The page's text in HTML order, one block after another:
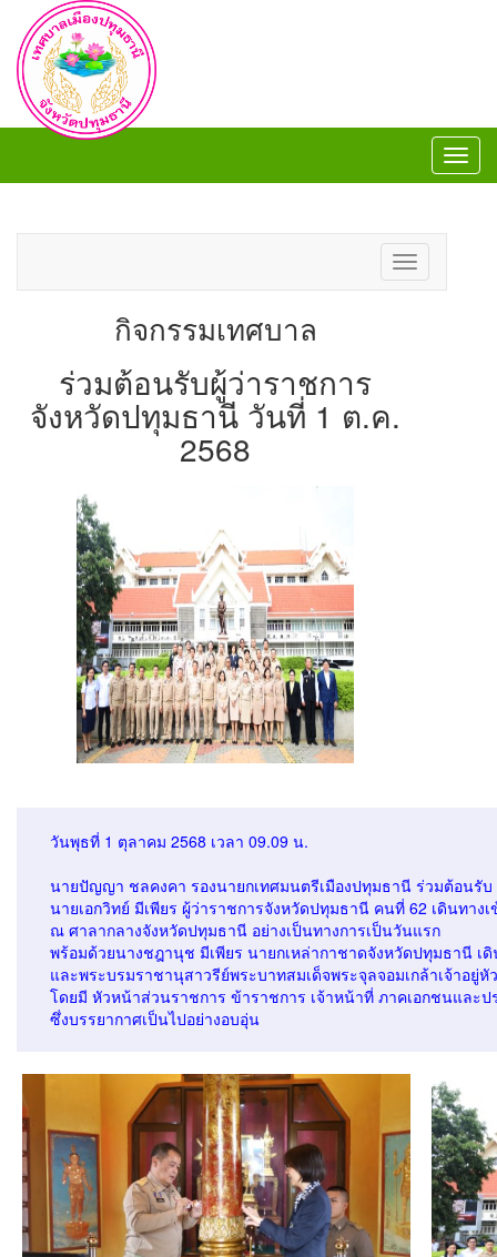
Toggle
navigation
กิจกรรมเทศบาล
ร่วมต้อนรับผู้ว่าราชการ
จังหวัดปทุมธานี วันที่ 1 ต.ค.
2568
วันพุธที่ 1 ตุลาคม 2568 เวลา 09.09 น.
นายปัญญา ชลคงคา รองนายกเทศมนตรีเมืองปทุมธานี ร่วมต้อนรับ
นายเอกวิทย์ มีเพียร ผู้ว่าราชการจังหวัดปทุมธานี คนที่ 62 เดินทาง
ณ ศาลากลางจังหวัดปทุมธานี อย่างเป็นทางการเป็นวันแรก
พร้อมด้วยนางชฎานุช มีเพียร นายกเหล่ากาชาดจังหวัดปทุมธานี เ
และพระบรมราชานุสาวรีย์พระบาทสมเด็จพระจุลจอมเกล้าเจ้าอยู่หัว
โดยมี หัวหน้าส่วนราชการ ข้าราชการ เจ้าหน้าที่ ภาคเอกชนและ
ซึ่งบรรยากาศเป็นไปอย่างอบอุ่น